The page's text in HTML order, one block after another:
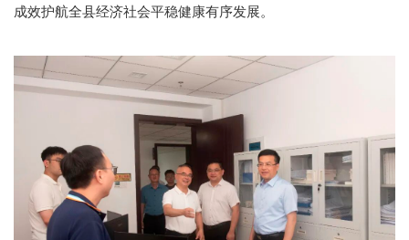
成效护航全县经济社会平稳健康有序发展。